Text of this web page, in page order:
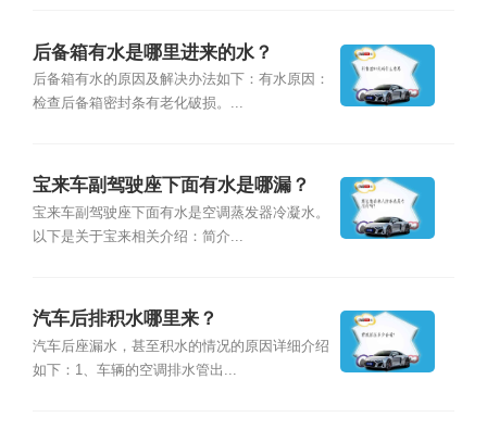
后备箱有水是哪里进来的水？
后备箱有水的原因及解决办法如下：有水原因：
检查后备箱密封条有老化破损。...
宝来车副驾驶座下面有水是哪漏？
宝来车副驾驶座下面有水是空调蒸发器冷凝水。
以下是关于宝来相关介绍：简介...
汽车后排积水哪里来？
汽车后座漏水，甚至积水的情况的原因详细介绍
如下：1、车辆的空调排水管出...